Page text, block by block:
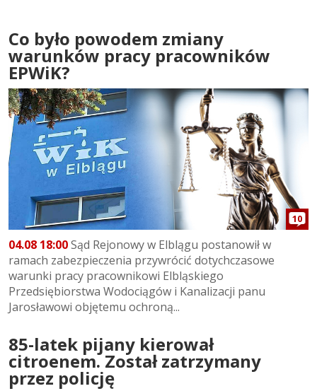
Co było powodem zmiany
warunków pracy pracowników
EPWiK?
10
04.08 18:00Sąd Rejonowy w Elblągu postanowił w
ramach zabezpieczenia przywrócić dotychczasowe
warunki pracy pracownikowi Elbląskiego
Przedsiębiorstwa Wodociągów i Kanalizacji panu
Jarosławowi objętemu ochroną...
85-latek pijany kierował
citroenem. Został zatrzymany
przez policję